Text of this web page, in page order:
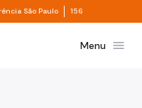
acesso à informação
São Paulo Divisor de
156
PauloMenu menu